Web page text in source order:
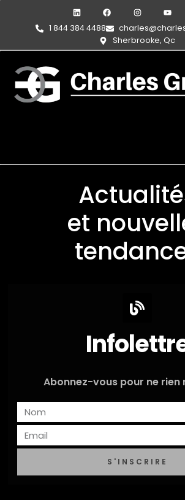
1 844 384 4488
Sherbrooke, Qc
et
Abonnez-vous pour ne rien
S'INSCRIRE